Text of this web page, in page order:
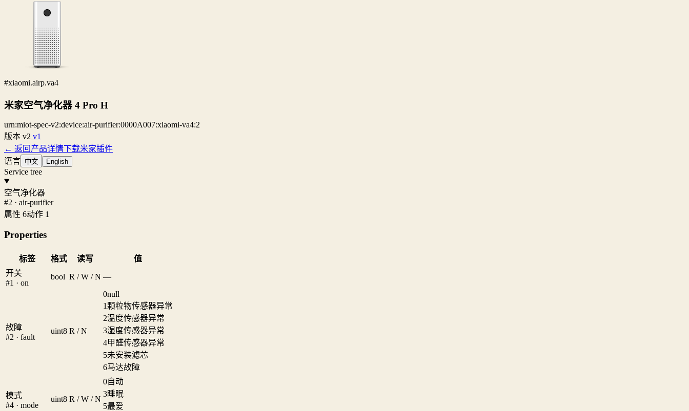
#xiaomi.airp.va4
米家空气净化器 4 Pro H
urn:miot-spec-v2:device:air-purifier:0000A007:xiaomi-va4:2
版本 v2 v1
← 返回产品详情下载米家插件
语言 中文 English
Service tree
空气净化器
#2 · air-purifier
属性 6动作 1
Properties
标签 格式 读写
值
开关
#1 · on
bool R / W / N —
故障
#2 · fault
uint8 R / N
0null
1颗粒物传感器异常
2温度传感器异常
3湿度传感器异常
4甲醛传感器异常
5未安装滤芯
6马达故障
模式
#4 · mode
uint8 R / W / N
0自动
3睡眠
5最爱